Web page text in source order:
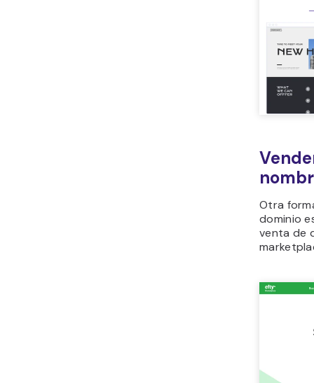
Otra
dominio
venta de